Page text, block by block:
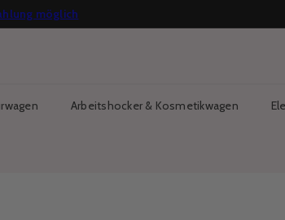
ab €70
möglich
Arbeitshocker & Kosmetikwagen